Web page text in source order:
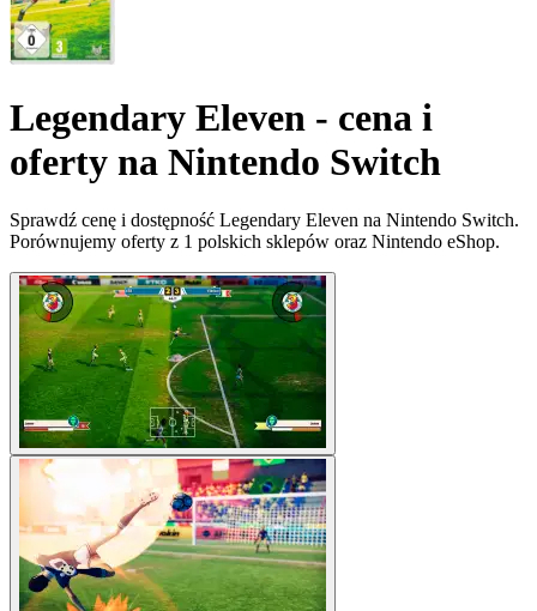
Legendary Eleven - cena i
oferty na Nintendo Switch
Sprawdź cenę i dostępność Legendary Eleven na Nintendo Switch.
Porównujemy oferty z 1 polskich sklepów oraz Nintendo eShop.